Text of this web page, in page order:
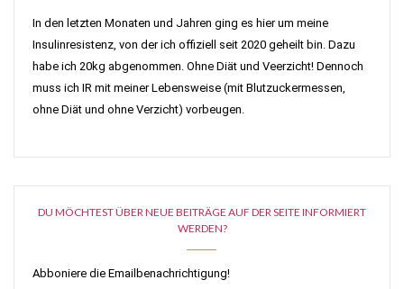
In den letzten Monaten und Jahren ging es hier um meine
Insulinresistenz, von der ich offiziell seit 2020 geheilt bin. Dazu
habe ich 20kg abgenommen. Ohne Diät und Veerzicht! Dennoch
muss ich IR mit meiner Lebensweise (mit Blutzuckermessen,
ohne Diät und ohne Verzicht) vorbeugen.
DU MÖCHTEST ÜBER NEUE BEITRÄGE AUF DER SEITE INFORMIERT
WERDEN?
Abboniere die Emailbenachrichtigung!